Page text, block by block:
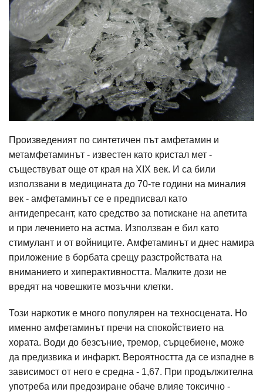
Произведеният по синтетичен път амфетамин и
метамфетаминът - известен като кристал мет -
съществуват още от края на XIX век. И са били
използвани в медицината до 70-те години на миналия
век - амфетаминът се е предписвал като
антидепресант, като средство за потискане на апетита
и при лечението на астма. Използван е бил като
стимулант и от войниците. Амфетаминът и днес намира
приложение в борбата срещу разстройствата на
вниманието и хиперактивността. Малките дози не
вредят на човешките мозъчни клетки.
Този наркотик е много популярен на техносцената. Но
именно амфетаминът пречи на спокойствието на
хората. Води до безсъние, тремор, сърцебиене, може
да предизвика и инфаркт. Вероятността да се изпадне в
зависимост от него е средна - 1,67. При продължителна
употреба или предозиране обаче влияе токсично -